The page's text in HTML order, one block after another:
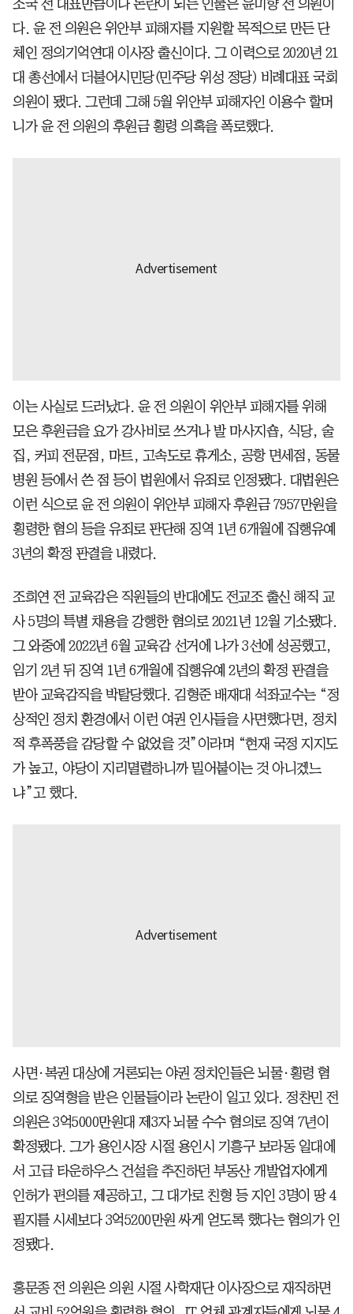
조국 전 대표만큼이나 논란이 되는 인물은 윤미향 전 의원이
다. 윤 전 의원은 위안부 피해자를 지원할 목적으로 만든 단
체인 정의기억연대 이사장 출신이다. 그 이력으로 2020년 21
대 총선에서 더불어시민당(민주당 위성 정당) 비례대표 국회
의원이 됐다. 그런데 그해 5월 위안부 피해자인 이용수 할머
니가 윤 전 의원의 후원금 횡령 의혹을 폭로했다.
이는 사실로 드러났다. 윤 전 의원이 위안부 피해자를 위해
모은 후원금을 요가 강사비로 쓰거나 발 마사지숍, 식당, 술
집, 커피 전문점, 마트, 고속도로 휴게소, 공항 면세점, 동물
병원 등에서 쓴 점 등이 법원에서 유죄로 인정됐다. 대법원은
이런 식으로 윤 전 의원이 위안부 피해자 후원금 7957만원을
횡령한 혐의 등을 유죄로 판단해 징역 1년 6개월에 집행유예
3년의 확정 판결을 내렸다.
조희연 전 교육감은 직원들의 반대에도 전교조 출신 해직 교
사 5명의 특별 채용을 강행한 혐의로 2021년 12월 기소됐다.
그 와중에 2022년 6월 교육감 선거에 나가 3선에 성공했고,
임기 2년 뒤 징역 1년 6개월에 집행유예 2년의 확정 판결을
받아 교육감직을 박탈당했다. 김형준 배재대 석좌교수는 “정
상적인 정치 환경에서 이런 여권 인사들을 사면했다면, 정치
적 후폭풍을 감당할 수 없었을 것”이라며 “현재 국정 지지도
가 높고, 야당이 지리멸렬하니까 밀어붙이는 것 아니겠느
냐”고 했다.
사면·복권 대상에 거론되는 야권 정치인들은 뇌물·횡령 혐
의로 징역형을 받은 인물들이라 논란이 일고 있다. 정찬민 전
의원은 3억5000만원대 제3자 뇌물 수수 혐의로 징역 7년이
확정됐다. 그가 용인시장 시절 용인시 기흥구 보라동 일대에
서 고급 타운하우스 건설을 추진하던 부동산 개발업자에게
인허가 편의를 제공하고, 그 대가로 친형 등 지인 3명이 땅 4
필지를 시세보다 3억5200만원 싸게 얻도록 했다는 혐의가 인
정됐다.
홍문종 전 의원은 의원 시절 사학재단 이사장으로 재직하면